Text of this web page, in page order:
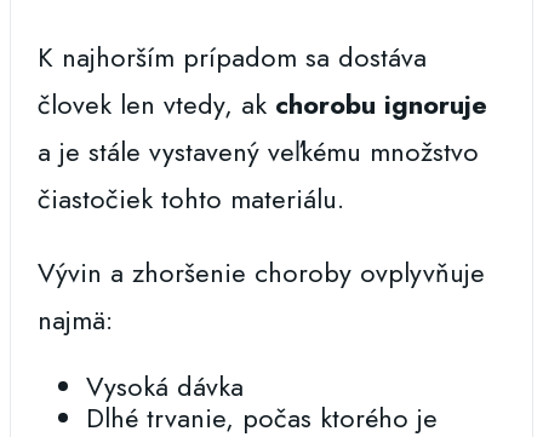
K najhorším prípadom sa dostáva
človek len vtedy, ak chorobu ignoruje
a je stále vystavený veľkému množstvo
čiastočiek tohto materiálu.
Vývin a zhoršenie choroby ovplyvňuje
najmä:
Vysoká dávka
Dlhé trvanie, počas ktorého je